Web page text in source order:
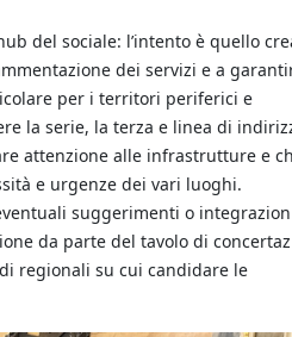
del sociale: l’intento è quello
dei servizi e a
per i territori periferici e
la serie, la terza e linea di
attenzione alle infrastrutture e
e urgenze dei vari luoghi.
suggerimenti o
da parte del tavolo di
regionali su cui candidare le